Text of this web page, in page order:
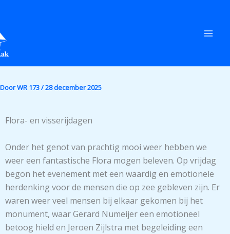
de
inhoud
DoorWR 173/28 december 2025
Flora- en visserijdagen
Onder het genot van prachtig mooi weer hebben we
weer een fantastische Flora mogen beleven. Op vrijdag
begon het evenement met een waardig en emotionele
herdenking voor de mensen die op zee gebleven zijn. Er
waren weer veel mensen bij elkaar gekomen bij het
monument, waar Gerard Numeijer een emotioneel
betoog hield en Jeroen Zijlstra met begeleiding een